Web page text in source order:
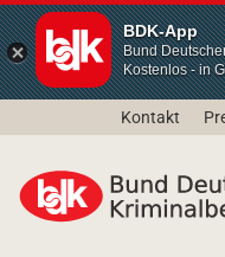
BDK-App
Bund
Kostenlos - in
Kontakt